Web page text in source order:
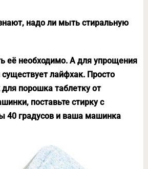
надо ли мыть стиральную
её необходимо. А для упрощения
лайфхак. Просто
порошка таблетку от
поставьте стирку с
40 градусов и ваша машинка